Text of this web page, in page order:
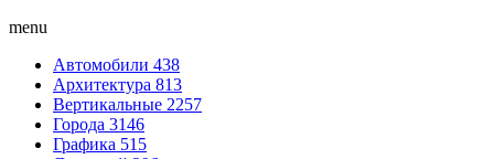
menu
Автомобили 438
Архитектура 813
Вертикальные 2257
Города 3146
Графика 515